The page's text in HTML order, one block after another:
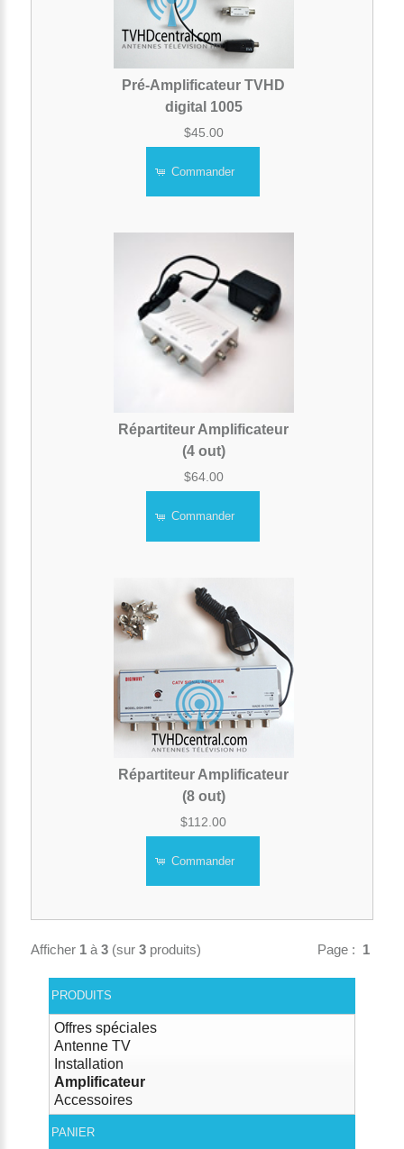
Pré-Amplificateur TVHD
digital 1005
$45.00
Commander
Répartiteur Amplificateur
(4 out)
$64.00
Commander
Répartiteur Amplificateur
(8 out)
$112.00
Commander
Page : 1
Afficher 1à 3(sur 3produits)
PRODUITS
Offres spéciales
Antenne TV
Installation
Amplificateur
Accessoires
PANIER